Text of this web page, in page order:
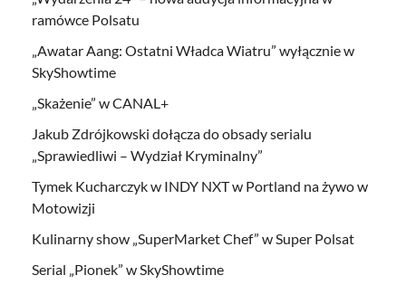
ramówce Polsatu
„Awatar Aang: Ostatni Władca Wiatru” wyłącznie w
SkyShowtime
„Skażenie” w CANAL+
Jakub Zdrójkowski dołącza do obsady serialu
„Sprawiedliwi – Wydział Kryminalny”
Tymek Kucharczyk w INDY NXT w Portland na żywo w
Motowizji
Kulinarny show „SuperMarket Chef” w Super Polsat
Serial „Pionek” w SkyShowtime